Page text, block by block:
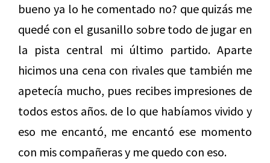
bueno ya lo he comentado no? que quizás me
quedé con el gusanillo sobre todo de jugar en
la pista central mi último partido. Aparte
hicimos una cena con rivales que también me
apetecía mucho, pues recibes impresiones de
todos estos años. de lo que habíamos vivido y
eso me encantó, me encantó ese momento
con mis compañeras y me quedo con eso.